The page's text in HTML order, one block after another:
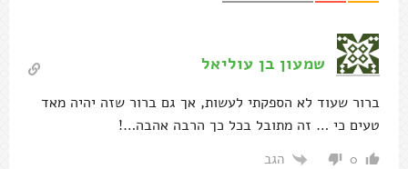
שמעון בן עוליאל
ברור שעוד לא הספקתי לעשות, אך גם ברור שזה יהיה מאד
טעים כי … זה מתובל בכל כך הרבה אהבה…!
0 הגב